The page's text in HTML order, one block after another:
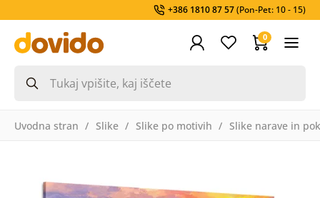
+386 1810 87 57(Pon-Pet: 10 - 15)
0
Uvodna stran Slike Slike po motivih Slike narave in